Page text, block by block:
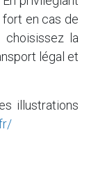
en cas de
la
légal et
illustrations